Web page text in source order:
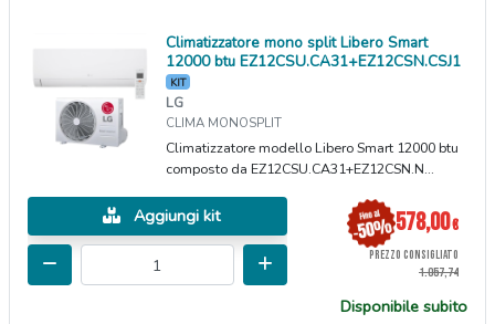
Climatizzatore mono split Libero Smart
12000 btu EZ12CSU.CA31+EZ12CSN.CSJ1
KIT
LG
CLIMA MONOSPLIT
Climatizzatore modello Libero Smart 12000 btu
composto da EZ12CSU.CA31+EZ12CSN.N...
Aggiungi kit 578,00€
PREZZO CONSIGLIATO
1.057,74
Disponibile subito